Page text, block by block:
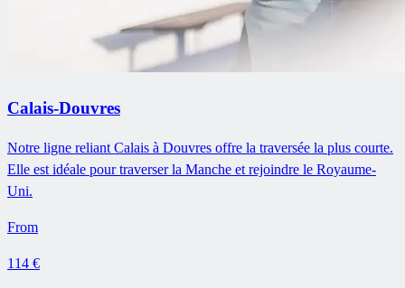
Calais-Douvres
Notre ligne reliant Calais à Douvres offre la traversée la plus courte.
Elle est idéale pour traverser la Manche et rejoindre le Royaume-
Uni.
From
114 €